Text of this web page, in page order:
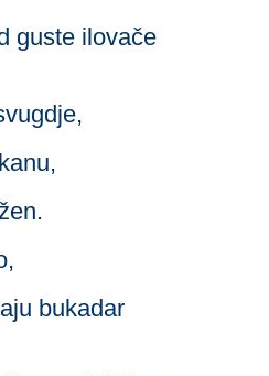
guste ilovače
bukadar